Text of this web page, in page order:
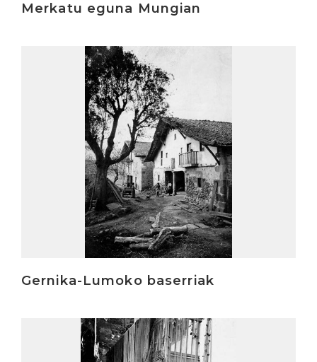
Merkatu eguna Mungian
Gernika-Lumoko baserriak